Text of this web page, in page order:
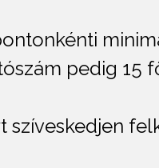
pedig 15